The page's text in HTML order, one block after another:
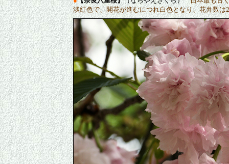
淡紅色で、開花が進むにつれ白色となり、花弁数は